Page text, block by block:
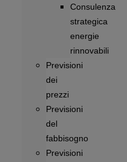
Consulenza
strategica
energie
rinnovabili
Previsioni
dei
prezzi
Previsioni
del
fabbisogno
Previsioni